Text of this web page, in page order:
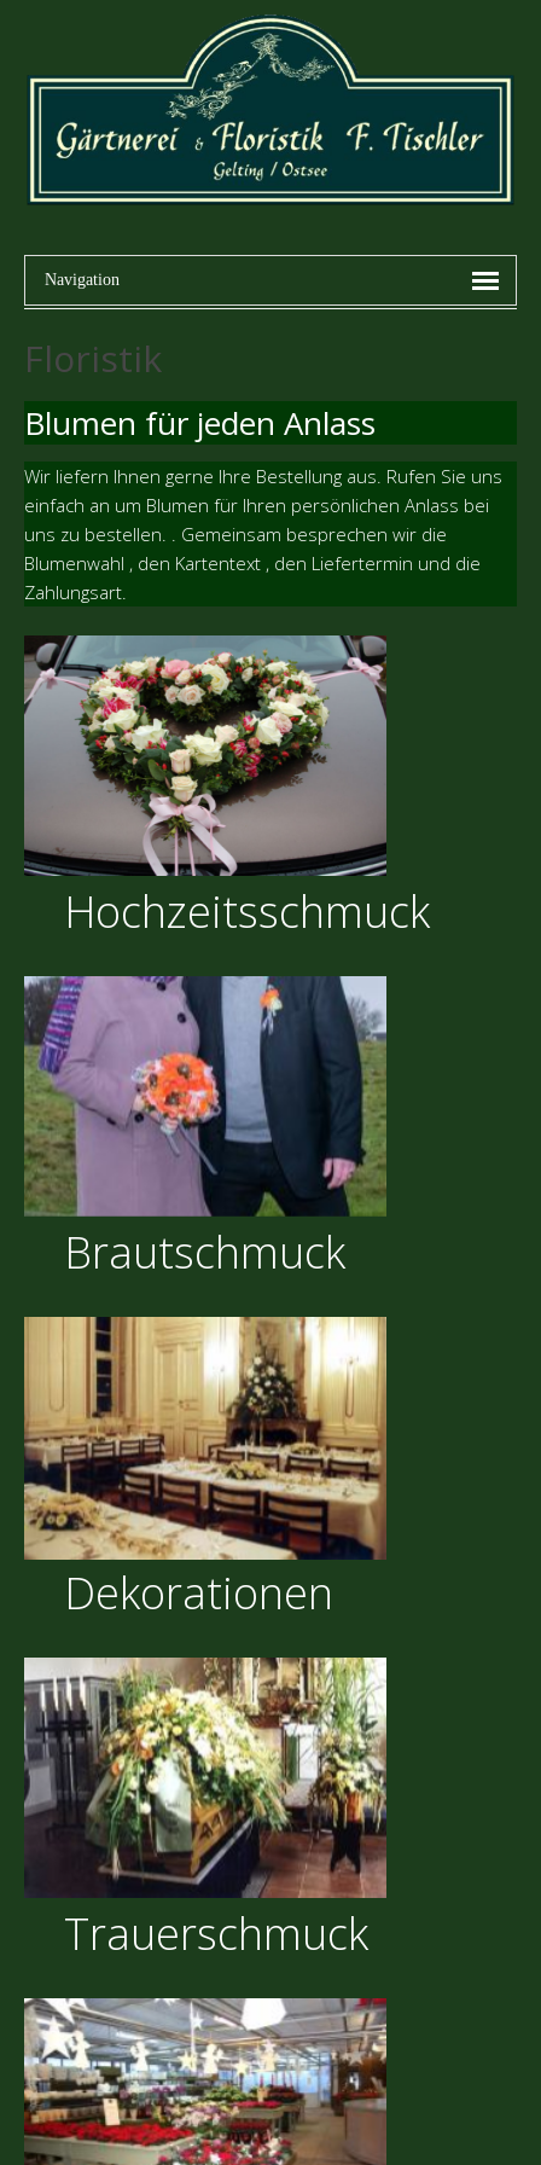
Floristik
Blumen für jeden Anlass
Wir liefern Ihnen gerne Ihre Bestellung aus. Rufen Sie uns
einfach an um Blumen für Ihren persönlichen Anlass bei
uns zu bestellen. . Gemeinsam besprechen wir die
Blumenwahl , den Kartentext , den Liefertermin und die
Zahlungsart.
Hochzeitsschmuck
Brautschmuck
Dekorationen
Trauerschmuck